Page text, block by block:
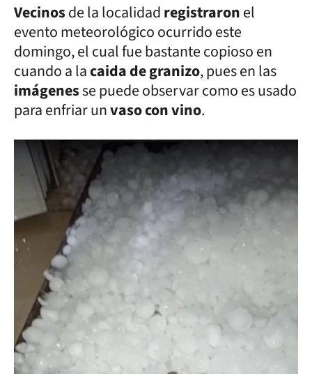
Vecinosde la localidadregistraronel
evento meteorológico ocurrido este
domingo, el cual fue bastante copioso en
cuando a lacaida de granizo, pues en las
imágenesse puede observar como es usado
para enfriar unvaso con vino.